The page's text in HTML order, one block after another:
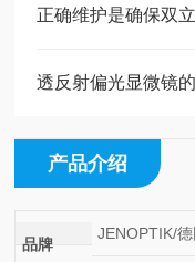
透反射偏光显微镜
产品介绍
品牌
JENOPTIK/德